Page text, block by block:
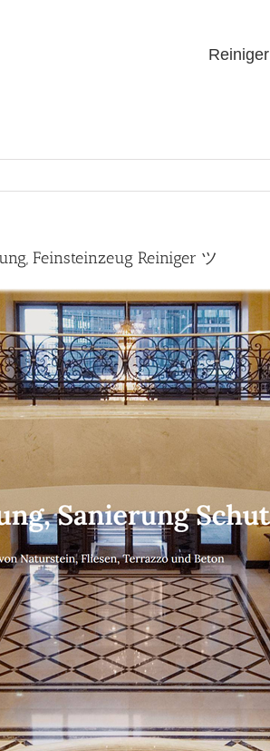
Reiniger
Feinsteinzeug Reiniger ツ